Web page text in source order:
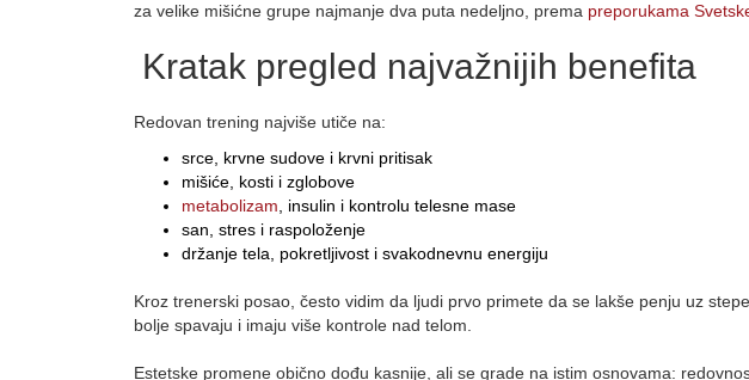
za velike mišićne grupe najmanje dva puta nedeljno, prema preporukama
Kratak pregled najvažnijih benefita
Redovan trening najviše utiče na:
srce, krvne sudove i krvni pritisak
mišiće, kosti i zglobove
metabolizam , insulin i kontrolu telesne mase
san, stres i raspoloženje
držanje tela, pokretljivost i svakodnevnu energiju
Kroz trenerski posao, često vidim da ljudi prvo primete da se lakše penju uz
bolje spavaju i imaju više kontrole nad telom.
Estetske promene obično dođu kasnije, ali se grade na istim osnovama: